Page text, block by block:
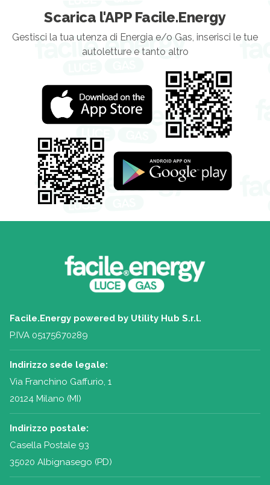
Scarica l'APP Facile.Energy
Gestisci la tua utenza di Energia e/o Gas, inserisci le tue
autoletture e tanto altro
Facile.Energy powered by Utility Hub S.r.l.
P.IVA 05175670289
Indirizzo sede legale:
Via Franchino Gaffurio, 1
20124 Milano (MI)
Indirizzo postale:
Casella Postale 93
35020 Albignasego (PD)